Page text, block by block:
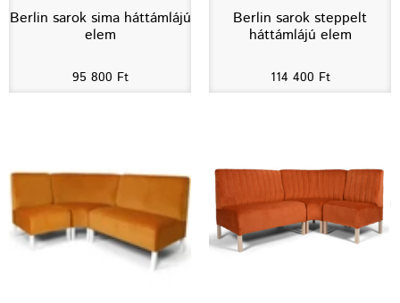
Berlin sarok sima háttámlájú
elem
95 800 Ft
Berlin sarok steppelt
háttámlájú elem
114 400 Ft